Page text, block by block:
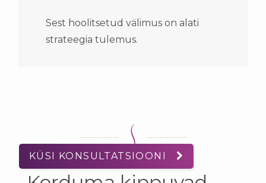
Sest hoolitsetud välimus on alati
strateegia tulemus.
KÜSI KONSULTATSIOONI